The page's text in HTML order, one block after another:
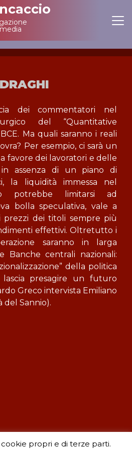
dei commentatori nel
del “Quantitative
Ma quali saranno i reali
Per esempio, ci sarà un
favore dei lavoratori e delle
assenza di un piano di
la liquidità immessa nel
potrebbe limitarsi ad
bolla speculativa, vale a
prezzi dei titoli sempre più
effettivi. Oltretutto i
saranno in larga
Banche centrali nazionali:
della politica
presagire un futuro
Greco intervista Emiliano
del Sannio).
propri e di terze parti.